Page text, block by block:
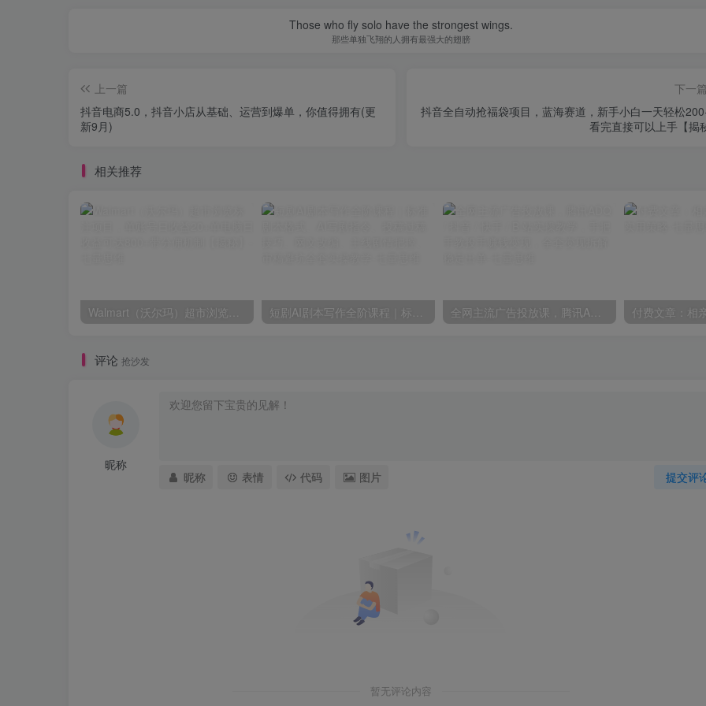
Those who fly solo have the strongest wings.
那些单独飞翔的人拥有最强大的翅膀
上一篇
抖音电商5.0，抖音小店从基础、运营到爆单，你值得拥有(更
新9月)
下一
抖音全自动抢福袋项目，蓝海赛道，新手小白一天轻松
看完直接可以上手【揭
相关推荐
Walmart（沃尔玛）超市浏览标注项目，单账号日收益20+单电脑日收益可达800+带分佣机制【揭秘】 短剧AI剧本写作全阶课程｜标准剧本格式、AI写剧指令、投稿过稿技巧、网文改编、主线剧情把控、审稿避坑全套实操教学 全网主流广告投放课，腾讯ADQ / 抖音 / 快手 / B 站实操教学，手把手教投手赚钱变现，全套变现拆解稳定出单
评论 抢沙发
昵称
提交评
昵称 表情 代码 图片
暂无评论内容